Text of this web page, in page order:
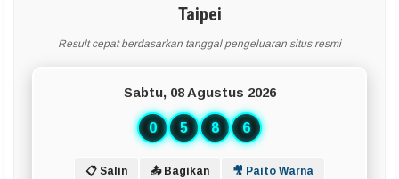
Taipei
Result cepat berdasarkan tanggal pengeluaran situs resmi
Sabtu, 08 Agustus 2026
0 5 8 6
📋 Salin 📤 Bagikan 🎥 Paito Warna